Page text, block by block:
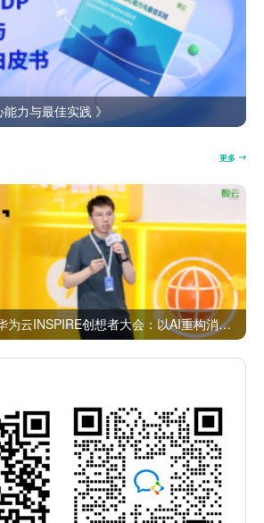
力与最佳实践 》
更多
数云Agent OS亮相华为云INSPIRE创想者大会：以AI重构消费者运营与零售营销新范式